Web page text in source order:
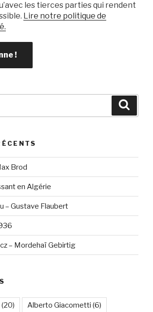
les tierces parties qui rendent
Lire notre politique de
Brod
en Algérie
– Gustave Flaubert
– Mordehaï Gebirtig
(20) Alberto Giacometti (6)